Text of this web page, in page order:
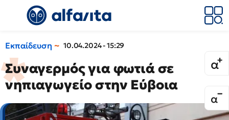
Εκπαίδευση 10.04.2024 - 15:29
Συναγερμός για φωτιά σε
νηπιαγωγείο στην Εύβοια